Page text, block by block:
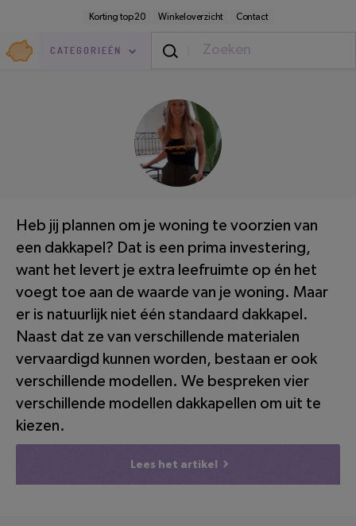
inhoud
Korting top 20 Winkeloverzicht Contact
Goedkoop.nl
CATEGORIEËN
Thuis Buiten LEESTIJD: 3 MINUTEN
Heb jij plannen om je woning te voorzien van
een dakkapel? Dat is een prima investering,
want het levert je extra leefruimte op én het
voegt toe aan de waarde van je woning. Maar
er is natuurlijk niet één standaard dakkapel.
Naast dat ze van verschillende materialen
vervaardigd kunnen worden, bestaan er ook
verschillende modellen. We bespreken vier
verschillende modellen dakkapellen om uit te
kiezen.
Lees het artikel